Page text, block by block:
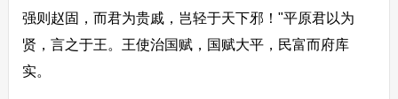
强则赵固，而君为贵戚，岂轻于天下邪！"平原君以为
贤，言之于王。王使治国赋，国赋大平，民富而府库
实。